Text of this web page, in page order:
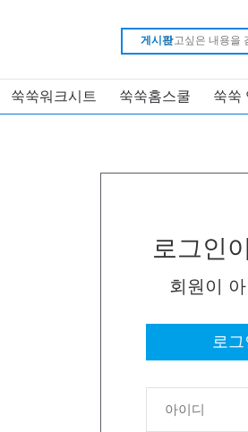
게시판
쑥쑥워크시트 쑥쑥홈스쿨 쑥쑥
로그인
회원이
로